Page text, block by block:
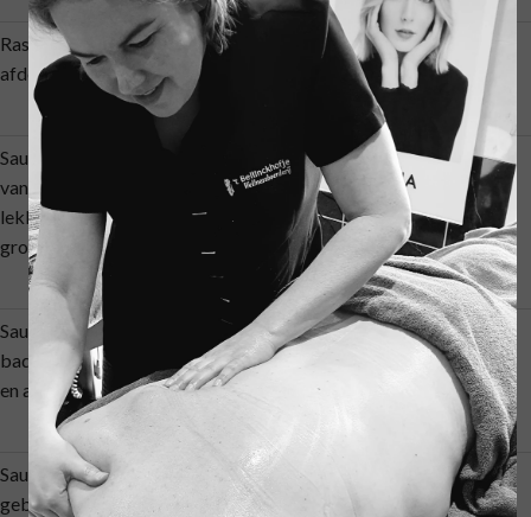
Rasul behandeling inclusief stoomcabine en
afdouchen
45 min
Sauna's boven 2 personen 3 uur Inclusief gebruik
van: Badjas, sloffen, handdoeken, koffie/ thee
lekkernijen en afscheidsdrankje p.p. ( privé voor uw
groep)
€ 64,50
Sauna's boven 3 personen 3 uur Inclusief gebruik
badjas, sloffen, handdoeken, koffie/ thee lekkernijen
en afscheidsdrankje p.p. ( privé voor uw groep)
180 min
Sauna's vanaf 4 personen dagdeel p.p. inclusief
gebruik van badjas, sloffen, handdoeken, koffie/thee